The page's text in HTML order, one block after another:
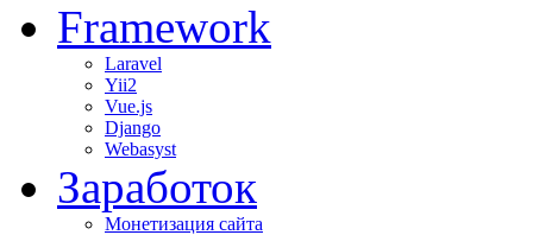
Framework
Laravel
Yii2
Vue.js
Django
Webasyst
Заработок
Монетизация сайта